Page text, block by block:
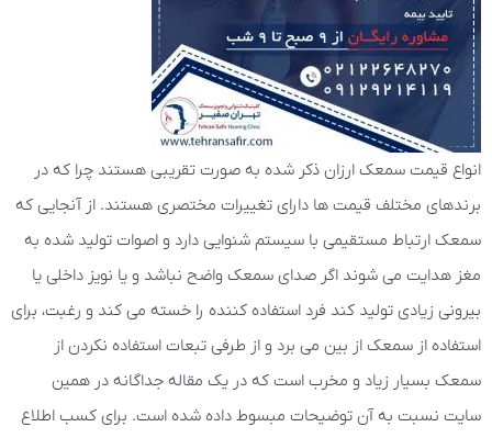
انواع قیمت سمعک ارزان ذکر شده به صورت تقریبی هستند چرا که در
برندهای مختلف قیمت ها دارای تغییرات مختصری هستند. از آنجایی که
سمعک ارتباط مستقیمی با سیستم شنوایی دارد و اصوات تولید شده به
مغز هدایت می شوند اگر صدای سمعک واضح نباشد و یا نویز داخلی یا
بیرونی زیادی تولید کند فرد استفاده کننده را خسته می کند و رغبت، برای
استفاده از سمعک از بین می برد و از طرفی تبعات استفاده نکردن از
سمعک بسیار زیاد و مخرب است که در یک مقاله جداگانه در همین
سایت نسبت به آن توضیحات مبسوط داده شده است. برای کسب اطلاع